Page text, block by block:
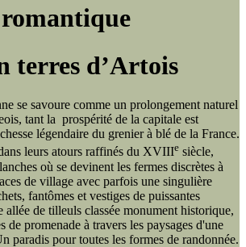
terres d’Artois
se savoure comme un prolongement naturel
tant la prospérité de la capitale est
légendaire du grenier à blé de la France.
leurs atours raffinés du XVIIIe siècle,
où se devinent les fermes discrètes à
de village avec parfois une singulière
fantômes et vestiges de puissantes
allée de tilleuls classée monument historique,
de promenade à travers les paysages d'une
paradis pour toutes les formes de randonnée.